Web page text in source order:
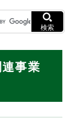
検索
事業